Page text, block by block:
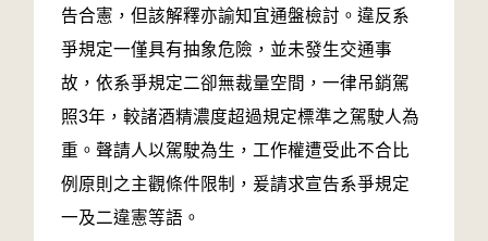
告合憲，但該解釋亦諭知宜通盤檢討。違反系
爭規定一僅具有抽象危險，並未發生交通事
故，依系爭規定二卻無裁量空間，一律吊銷駕
照3年，較諸酒精濃度超過規定標準之駕駛人為
重。聲請人以駕駛為生，工作權遭受此不合比
例原則之主觀條件限制，爰請求宣告系爭規定
一及二違憲等語。